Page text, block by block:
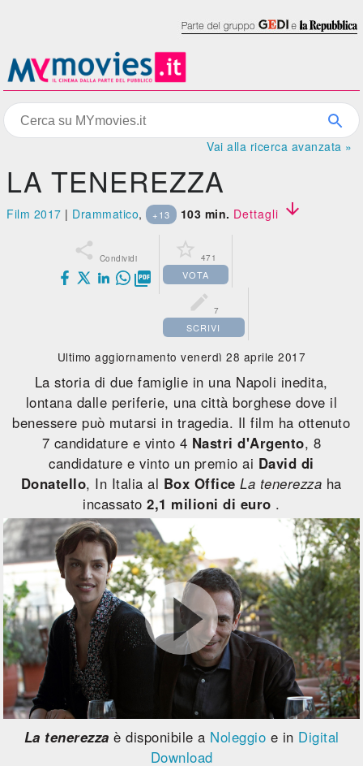
Vai alla ricerca avanzata »
LA TENEREZZA
Film 2017 | Drammatico, +13 103 min. Dettagli 
 Condividi

 471
VOTA
 7
SCRIVI
Ultimo aggiornamento venerdì 28 aprile 2017
La storia di due famiglie in una Napoli inedita,
lontana dalle periferie, una città borghese dove il
benessere può mutarsi in tragedia. Il film ha ottenuto
7 candidature e vinto 4 Nastri d'Argento, 8
candidature e vinto un premio ai David di
Donatello, In Italia al Box Office La tenerezza ha
incassato2,1 milioni di euro .
La tenerezza è disponibile a Noleggio e in Digital
Download